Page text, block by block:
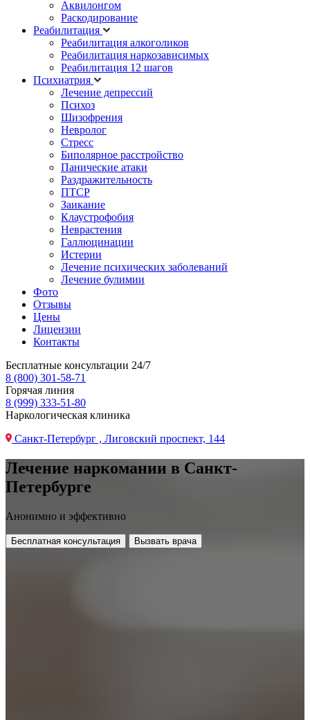
Аквилонгом
Раскодирование
Реабилитация
Реабилитация алкоголиков
Реабилитация наркозависимых
Реабилитация 12 шагов
Психиатрия
Лечение депрессий
Психоз
Шизофрения
Невролог
Стресс
Биполярное расстройство
Панические атаки
Раздражительность
ПТСР
Заикание
Клаустрофобия
Неврастения
Галлюцинации
Истерии
Лечение психических заболеваний
Лечение булимии
Фото
Отзывы
Цены
Лицензии
Контакты
Бесплатные консультации 24/7
8 (800) 301-58-71
Горячая линия
8 (999) 333-51-80
Наркологическая клиника
Санкт-Петербург , Лиговский проспект, 144
Лечение наркомании в Санкт-
Петербурге
Анонимно и эффективно
Бесплатная консультация Вызвать врача